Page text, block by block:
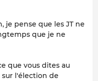
je pense que les JT ne
que je ne
que vous dites au
l'élection de